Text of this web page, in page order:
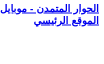
الحوار المتمدن - موبايل
الموقع الرئيسي